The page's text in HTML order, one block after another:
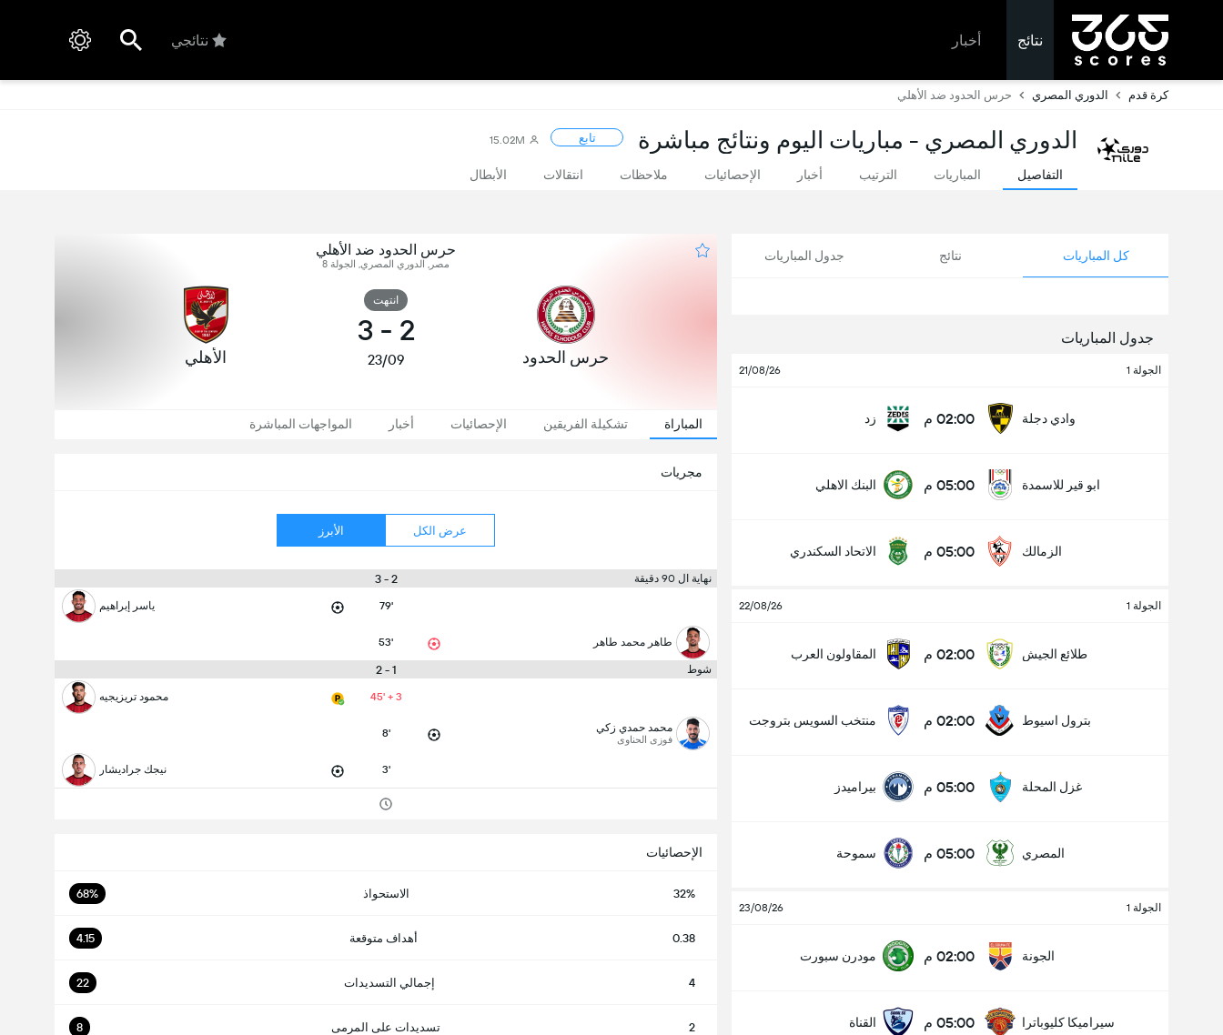
نتائج أخبار نتائجي
كرة قدم الدوري المصري حرس الحدود ضد الأهلي
الدوري المصري - مباريات اليوم ونتائج مباشرة تابع 15.02M
التفاصيل المباريات الترتيب أخبار الإحصائيات ملاحظات انتقالات الأبطال
كل المباريات نتائج جدول المباريات
جدول المباريات
الجولة 1 21/08/26
وادي دجلة 02:00 م زد
ابو قير للاسمدة 05:00 م البنك الاهلي
الزمالك 05:00 م الاتحاد السكندري
الجولة 1 22/08/26
طلائع الجيش 02:00 م المقاولون العرب
بترول اسيوط 02:00 م منتخب السويس بتروجت
غزل المحلة 05:00 م بيراميدز
المصري 05:00 م سموحة
الجولة 1 23/08/26
الجونة 02:00 م مودرن سبورت
سيراميكا كليوباترا 05:00 م القناة
حرس الحدود ضد الأهلي
مصر, الدوري المصري, الجولة 8
حرس الحدود
انتهت
2
-
3
23/09 الأهلي
المباراة تشكيلة الفريقين الإحصائيات أخبار المواجهات المباشرة
مجريات
عرض الكل الأبرز
نهاية ال 90 دقيقة 2 - 3
79' ياسر إبراهيم
طاهر محمد طاهر 53'
شوط 1 - 2
45' + 3 محمود تريزيجيه
محمد حمدي زكي
فوزى الحناوى 8'
3' نيجك جراديشار
الإحصائيات
32% الاستحواذ 68%
0.38 أهداف متوقعة 4.15
4 إجمالي التسديدات 22
2 تسديدات على المرمى 8